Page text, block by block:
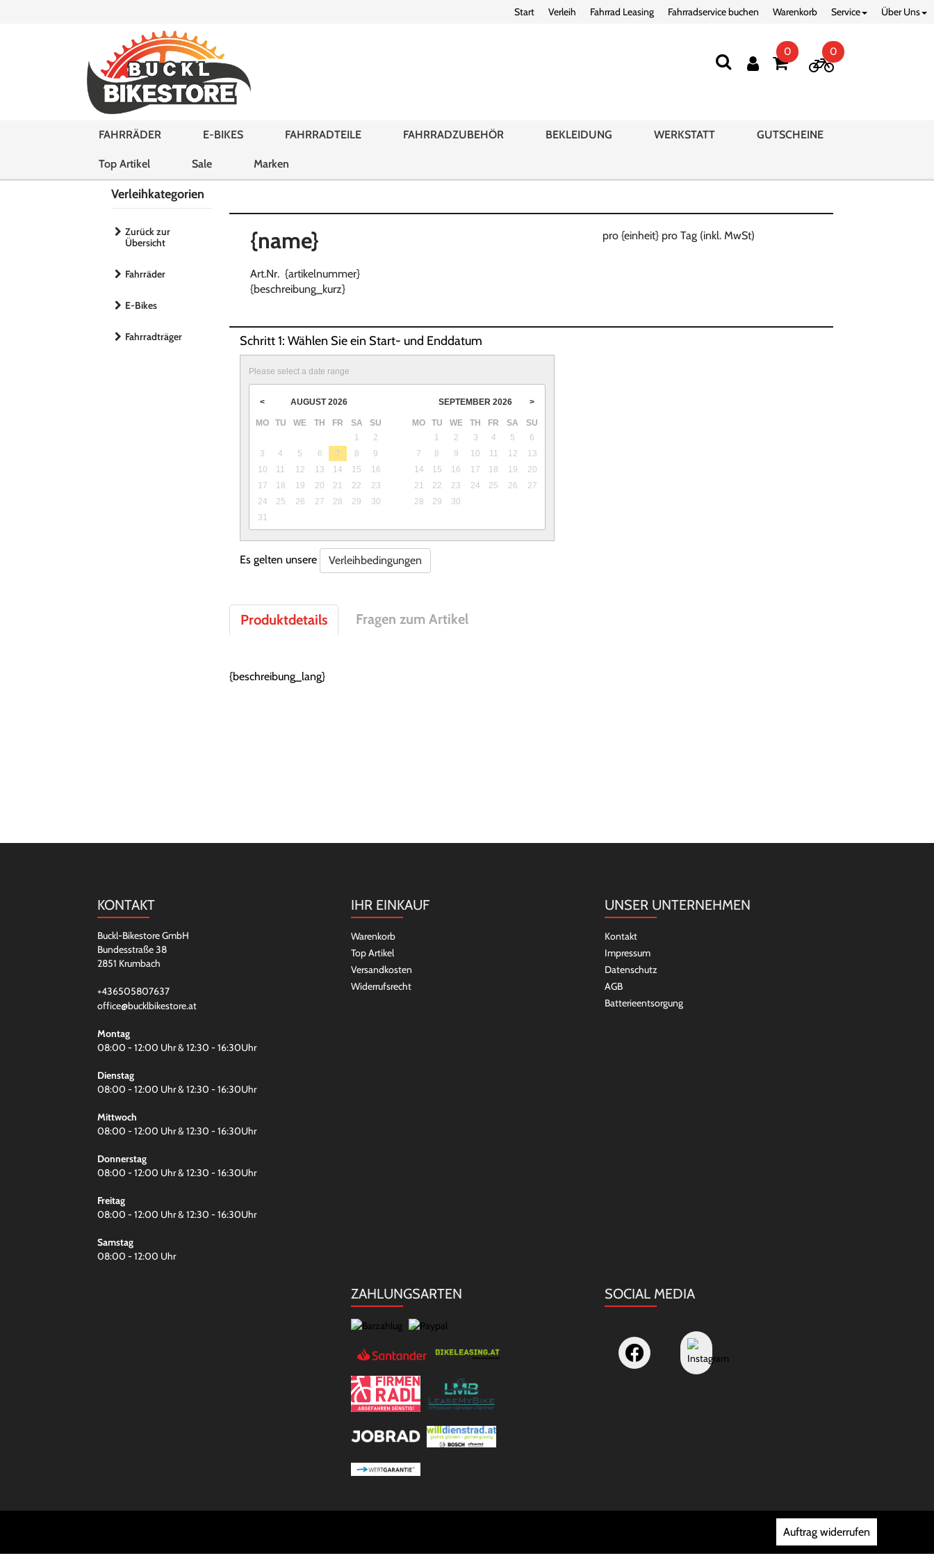
Start Verleih Fahrrad Leasing Fahrradservice buchen Warenkorb Service Über Uns
0 0
FAHRRÄDER E-BIKES FAHRRADTEILE FAHRRADZUBEHÖR BEKLEIDUNG WERKSTATT GUTSCHEINE
Top Artikel Sale Marken
Verleihkategorien
Zurück zur
Übersicht
Fahrräder
E-Bikes
Fahrradträger
{name}
Art.Nr. {artikelnummer}
{beschreibung_kurz}
pro {einheit} pro Tag (inkl. MwSt)
Schritt 1: Wählen Sie ein Start- und Enddatum
Please select a date range
< AUGUST 2026
MO TU WE TH FR SA
SU
1
2
3
4 5 6 7 8
9
10
11 12 13 14 15
16
17
18 19 20 21 22
23
24
25 26 27 28 29
30
31
SEPTEMBER 2026 >
MO TU WE TH FR SA
SU
1
2 3 4 5
6
7
8 9 10 11 12
13
14
15 16 17 18 19
20
21
22 23 24 25 26
27
28
29 30
Es gelten unsere Verleihbedingungen
Produktdetails Fragen zum Artikel
{beschreibung_lang}
KONTAKT
Buckl-Bikestore GmbH
Bundesstraße 38
2851 Krumbach
+436505807637
office@bucklbikestore.at
Montag
08:00 - 12:00 Uhr & 12:30 - 16:30Uhr
Dienstag
08:00 - 12:00 Uhr & 12:30 - 16:30Uhr
Mittwoch
08:00 - 12:00 Uhr & 12:30 - 16:30Uhr
Donnerstag
08:00 - 12:00 Uhr & 12:30 - 16:30Uhr
Freitag
08:00 - 12:00 Uhr & 12:30 - 16:30Uhr
Samstag
08:00 - 12:00 Uhr
IHR EINKAUF
Warenkorb
Top Artikel
Versandkosten
Widerrufsrecht
UNSER UNTERNEHMEN
Kontakt
Impressum
Datenschutz
AGB
Batterieentsorgung
ZAHLUNGSARTEN SOCIAL MEDIA
Auftrag widerrufen